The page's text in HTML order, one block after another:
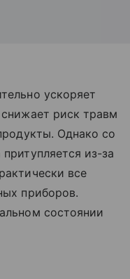
ускоряет
риск травм
Однако со
из-за
все
приборов.
состоянии